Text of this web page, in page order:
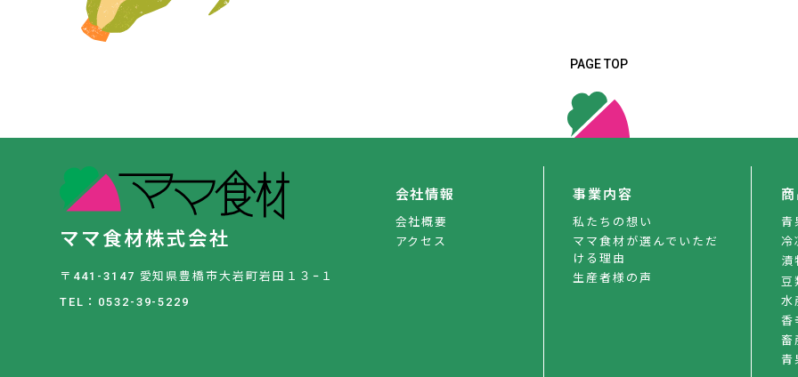
PAGE TOP
会社情報
会社概要
アクセス
事業内容
私たちの想い
ママ食材が選んでいただ
ける理由
生産者様の声
青
冷
漬
豆
水
香
畜
青
ママ食材株式会社
〒441-3147 愛知県豊橋市大岩町岩田１３−１
TEL：0532-39-5229